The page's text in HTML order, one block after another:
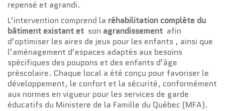
repensé et agrandi.
L’intervention comprend la réhabilitation complète du
bâtiment existant et son agrandissement afin
d’optimiser les aires de jeux pour les enfants , ainsi que
l’aménagement d’espaces adaptés aux besoins
spécifiques des poupons et des enfants d’âge
préscolaire. Chaque local a été conçu pour favoriser le
développement, le confort et la sécurité, conformément
aux normes en vigueur pour les services de garde
éducatifs du Ministere de la Famille du Québec (MFA).